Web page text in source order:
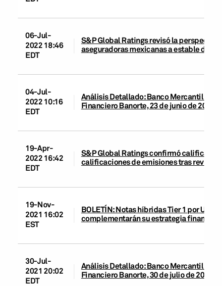
06-Jul-
2022 18:46
EDT
S&P Global Ratings revisó la
aseguradoras mexicanas a estable de
04-Jul-
2022 10:16
EDT
Análisis Detallado: Banco Mercantil del
Financiero Banorte, 23 de junio de 2022
19-Apr-
2022 16:42
EDT
S&P Global Ratings confirmó
calificaciones de emisiones tras
19-Nov-
2021 16:02
EST
BOLETÍN: Notas híbridas Tier 1 por
complementarán su estrategia
30-Jul-
2021 20:02
EDT
Análisis Detallado: Banco Mercantil del
Financiero Banorte, 30 de julio de 2021